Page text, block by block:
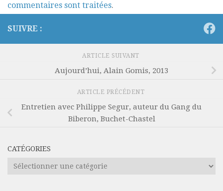
commentaires sont traitées.
SUIVRE :
ARTICLE SUIVANT
Aujourd’hui, Alain Gomis, 2013
ARTICLE PRÉCÉDENT
Entretien avec Philippe Segur, auteur du Gang du
Biberon, Buchet-Chastel
CATÉGORIES
Catégories